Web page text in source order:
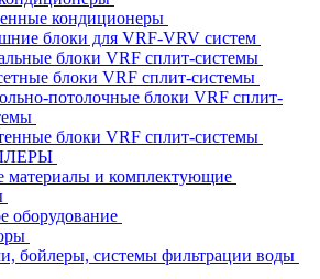
кондиционеры
блоки для VRF-VRV систем
блоки VRF сплит-системы
блоки VRF сплит-системы
потолочные блоки VRF сплит-
блоки VRF сплит-системы
материалы и комплектующие
оборудование
бойлеры, системы фильтрации воды